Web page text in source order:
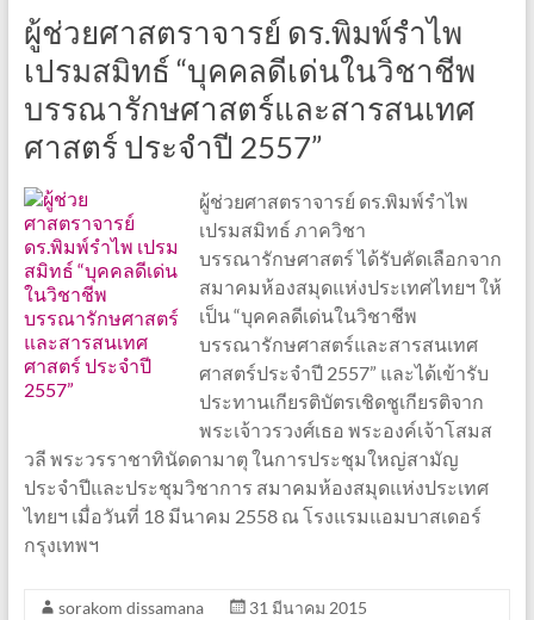
ผู้ช่วยศาสตราจารย์ ดร.พิมพ์รำไพ
เปรมสมิทธ์ “บุคคลดีเด่นในวิชาชีพ
บรรณารักษศาสตร์และสารสนเทศ
ศาสตร์ ประจำปี 2557”
ผู้ช่วยศาสตราจารย์ ดร.พิมพ์รำไพ
เปรมสมิทธ์ ภาควิชา
บรรณารักษศาสตร์ ได้รับคัดเลือกจาก
สมาคมห้องสมุดแห่งประเทศไทยฯ ให้
เป็น “บุคคลดีเด่นในวิชาชีพ
บรรณารักษศาสตร์และสารสนเทศ
ศาสตร์ประจำปี 2557” และได้เข้ารับ
ประทานเกียรติบัตรเชิดชูเกียรติจาก
พระเจ้าวรวงศ์เธอ พระองค์เจ้าโสมส
วลี พระวรราชาทินัดดามาตุ ในการประชุมใหญ่สามัญ
ประจำปีและประชุมวิชาการ สมาคมห้องสมุดแห่งประเทศ
ไทยฯ เมื่อวันที่ 18 มีนาคม 2558 ณ โรงแรมแอมบาสเดอร์
กรุงเทพฯ
sorakom dissamana
31 มีนาคม 2015